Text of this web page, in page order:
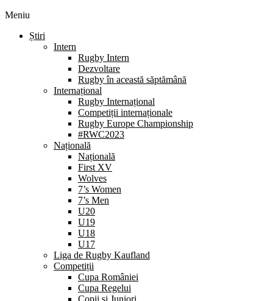
Meniu
Știri
Intern
Rugby Intern
Dezvoltare
Rugby în această săptămână
Internațional
Rugby Internațional
Competiții internaționale
Rugby Europe Championship
#RWC2023
Națională
Națională
First XV
Wolves
7’s Women
7’s Men
U20
U19
U18
U17
Liga de Rugby Kaufland
Competiții
Cupa României
Cupa Regelui
Copii si Juniori